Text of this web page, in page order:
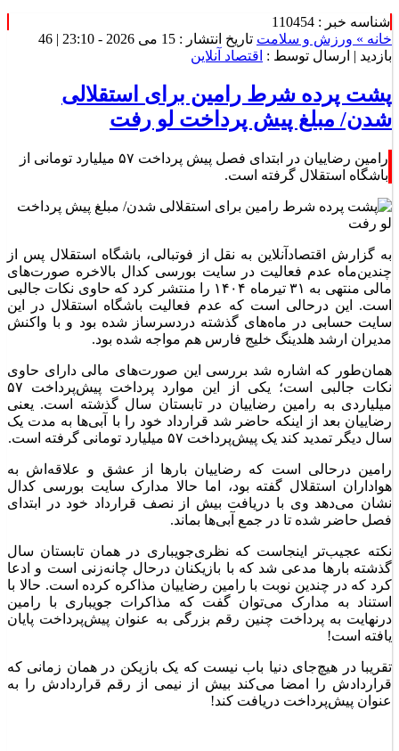
شناسه خبر : 110454
خانه » ورزش و سلامت تاریخ انتشار : 15 می 2026 - 23:10 |
46
بازدید | ارسال توسط : اقتصاد آنلاین
پشت پرده شرط رامین برای استقلالی
شدن/ مبلغ پیش پرداخت لو رفت
رامین رضاییان در ابتدای فصل پیش پرداخت ۵۷ میلیارد تومانی از
باشگاه استقلال گرفته است.
به گزارش اقتصادآنلاین به نقل از فوتبالی، باشگاه استقلال پس از
چندین‌ماه عدم فعالیت در سایت بورسی کدال بالاخره صورت‌های
مالی منتهی به ۳۱ تیرماه ۱۴۰۴ را منتشر کرد که حاوی نکات جالبی
است. این درحالی است که عدم فعالیت باشگاه استقلال در این
سایت حسابی در ماه‌های گذشته دردسرساز شده بود و با واکنش
مدیران ارشد هلدینگ خلیج فارس هم مواجه شده بود.
همان‌طور که اشاره شد بررسی این صورت‌های مالی دارای حاوی
نکات جالبی است؛ یکی از این موارد پرداخت پیش‌پرداخت ۵۷
میلیاردی به رامین رضاییان در تابستان سال گذشته است. یعنی
رضاییان بعد از اینکه حاضر شد قرارداد خود را با آبی‌ها به مدت یک
سال دیگر تمدید کند یک پیش‌پرداخت ۵۷ میلیارد تومانی گرفته است.
رامین درحالی است که رضاییان بار‌ها از عشق و علاقه‌اش به
هواداران استقلال گفته بود، اما حالا مدارک سایت بورسی کدال
نشان می‌دهد وی با دریافت بیش از نصف قرارداد خود در ابتدای
فصل حاضر شده تا در جمع آبی‌ها بماند.
نکته عجیب‌تر اینجاست که نظری‌جویباری در همان تابستان سال
گذشته بار‌ها مدعی شد که با بازیکنان درحال چانه‌زنی است و ادعا
کرد که در چندین نوبت با رامین رضاییان مذاکره کرده است. حالا با
استناد به مدارک می‌توان گفت که مذاکرات جویباری با رامین
درنهایت به پرداخت چنین رقم بزرگی به عنوان پیش‌پرداخت پایان
یافته است!
تقریبا در هیچ‌جای دنیا باب نیست که یک بازیکن در همان زمانی که
قراردادش را امضا می‌کند بیش از نیمی از رقم قراردادش را به
عنوان پیش‌پرداخت دریافت کند!